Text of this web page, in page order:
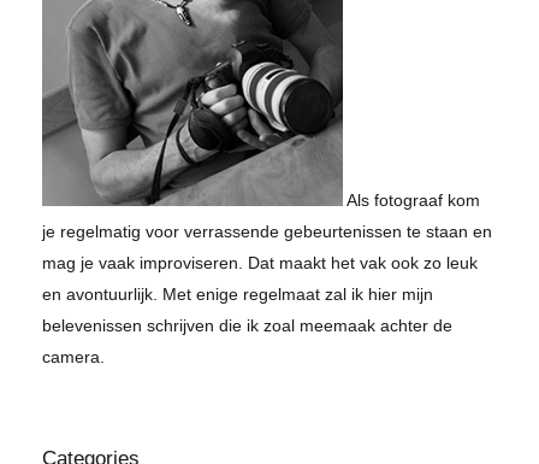
Als fotograaf kom
je regelmatig voor verrassende gebeurtenissen te staan en
mag je vaak improviseren. Dat maakt het vak ook zo leuk
en avontuurlijk. Met enige regelmaat zal ik hier mijn
belevenissen schrijven die ik zoal meemaak achter de
camera.